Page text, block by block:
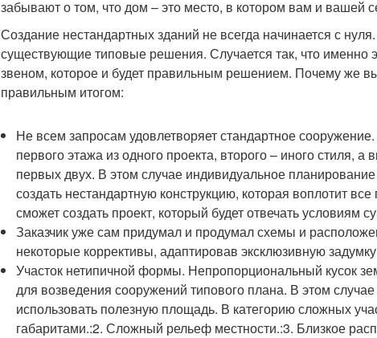
забывают о том, что дом – это место, в котором вам и вашей
Создание нестандартных зданий не всегда начинается с
существующие типовые решения. Случается так, что
звеном, которое и будет правильным решением. Почему же
правильным итогом:
Не всем запросам удовлетворяет стандартное
первого этажа из одного проекта, второго – иного стиля,
первых двух. В этом случае индивидуальное
создать нестандартную конструкцию, которая воплотит
сможет создать проект, который будет отвечать условиям
Заказчик уже сам придумал и продумал схемы и
некоторые коррективы, адаптировав эксклюзивную
Участок нетипичной формы. Непропорциональный кусок
для возведения сооружений типового плана. В этом
использовать полезную площадь. В категорию сложных
габаритами.:2. Сложный рельеф местности.:3. Близкое